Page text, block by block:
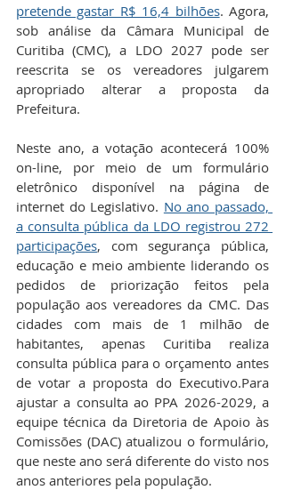
pretende gastar R$ 16,4 bilhões. Agora,
sob análise da Câmara Municipal de
Curitiba (CMC), a LDO 2027 pode ser
reescrita se os vereadores julgarem
apropriado alterar a proposta da
Prefeitura.
Neste ano, a votação acontecerá 100%
on-line, por meio de um formulário
eletrônico disponível na página de
internet do Legislativo. No ano passado,
a consulta pública da LDO registrou 272
participações, com segurança pública,
educação e meio ambiente liderando os
pedidos de priorização feitos pela
população aos vereadores da CMC. Das
cidades com mais de 1 milhão de
habitantes, apenas Curitiba realiza
consulta pública para o orçamento antes
de votar a proposta do Executivo.Para
ajustar a consulta ao PPA 2026-2029, a
equipe técnica da Diretoria de Apoio às
Comissões (DAC) atualizou o formulário,
que neste ano será diferente do visto nos
anos anteriores pela população.